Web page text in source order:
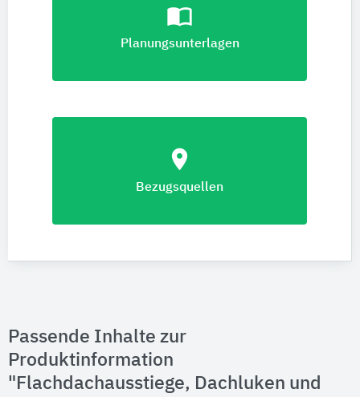
import_contacts
Planungsunterlagen
location_on
Bezugsquellen
Passende Inhalte zur
Produktinformation
"Flachdachausstiege, Dachluken und